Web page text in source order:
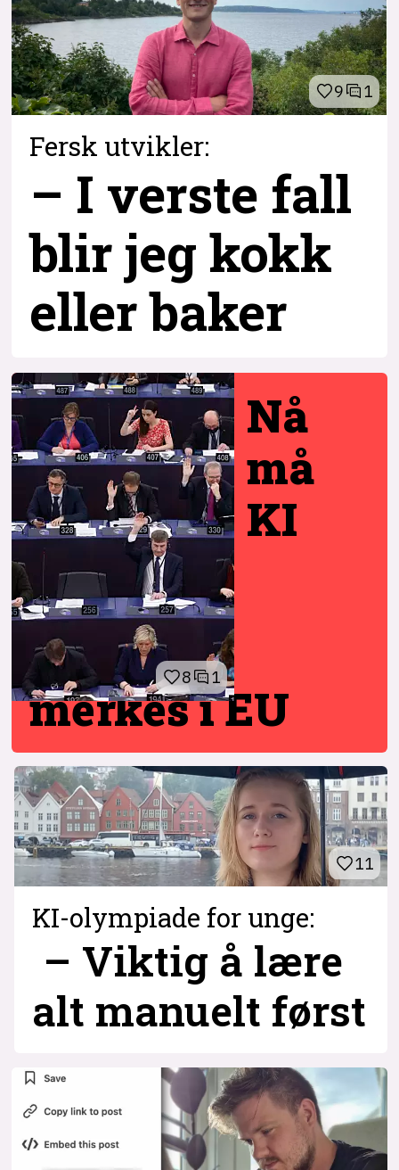
9 1
Fersk utvikler:
– I verste fall
blir jeg kokk
eller baker
8 1
Nå
må
KI
merkes i EU
11
KI-olympiade for unge:
– Viktig å lære
alt manuelt først